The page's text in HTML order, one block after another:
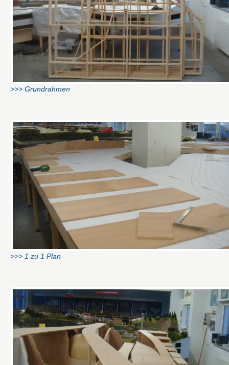
>>> Grundrahmen
>>> 1 zu 1 Plan